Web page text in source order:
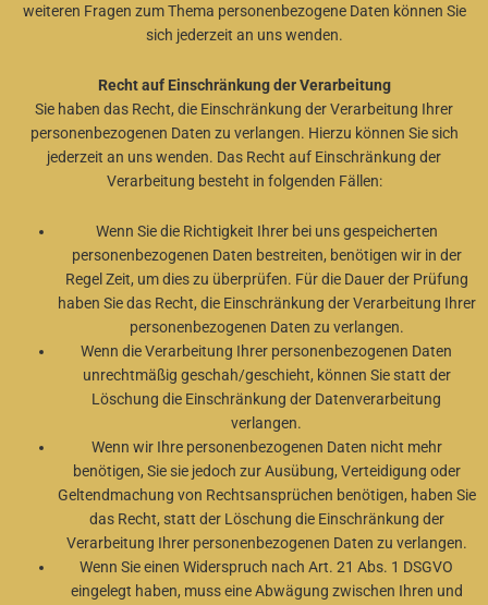
weiteren Fragen zum Thema personenbezogene Daten können Sie
sich jederzeit an uns wenden.
Recht auf Einschränkung der Verarbeitung
Sie haben das Recht, die Einschränkung der Verarbeitung Ihrer
personenbezogenen Daten zu verlangen. Hierzu können Sie sich
jederzeit an uns wenden. Das Recht auf Einschränkung der
Verarbeitung besteht in folgenden Fällen:
Wenn Sie die Richtigkeit Ihrer bei uns gespeicherten
personenbezogenen Daten bestreiten, benötigen wir in der
Regel Zeit, um dies zu überprüfen. Für die Dauer der Prüfung
haben Sie das Recht, die Einschränkung der Verarbeitung Ihrer
personenbezogenen Daten zu verlangen.
Wenn die Verarbeitung Ihrer personenbezogenen Daten
unrechtmäßig geschah/geschieht, können Sie statt der
Löschung die Einschränkung der Datenverarbeitung
verlangen.
Wenn wir Ihre personenbezogenen Daten nicht mehr
benötigen, Sie sie jedoch zur Ausübung, Verteidigung oder
Geltendmachung von Rechtsansprüchen benötigen, haben Sie
das Recht, statt der Löschung die Einschränkung der
Verarbeitung Ihrer personenbezogenen Daten zu verlangen.
Wenn Sie einen Widerspruch nach Art. 21 Abs. 1 DSGVO
eingelegt haben, muss eine Abwägung zwischen Ihren und